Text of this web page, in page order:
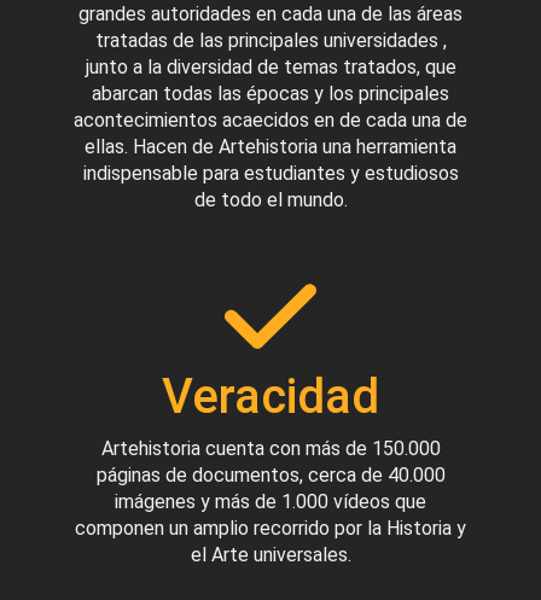
grandes autoridades en cada una de las áreas
tratadas de las principales universidades ,
junto a la diversidad de temas tratados, que
abarcan todas las épocas y los principales
acontecimientos acaecidos en de cada una de
ellas. Hacen de Artehistoria una herramienta
indispensable para estudiantes y estudiosos
de todo el mundo.
Veracidad
Artehistoria cuenta con más de 150.000
páginas de documentos, cerca de 40.000
imágenes y más de 1.000 vídeos que
componen un amplio recorrido por la Historia y
el Arte universales.